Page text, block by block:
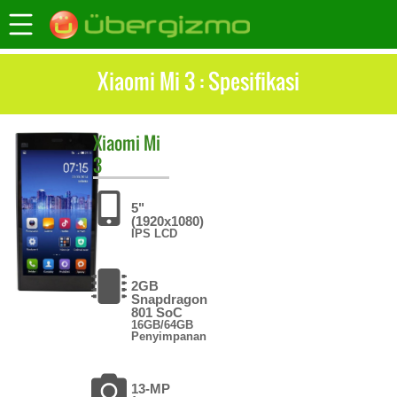
Xiaomi Mi 3 : Spesifikasi
Xiaomi Mi
3
5"
(1920x1080)
IPS LCD
2GB
Snapdragon
801 SoC
16GB/64GB
Penyimpanan
13-MP